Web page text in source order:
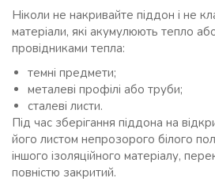
Ніколи не накривайте піддон і не
матеріали, які акумулюють тепло
провідниками тепла:
темні предмети;
металеві профілі або труби;
сталеві листи.
Під час зберігання піддона на
його листом непрозорого білого
іншого ізоляційного матеріалу,
повністю закритий.